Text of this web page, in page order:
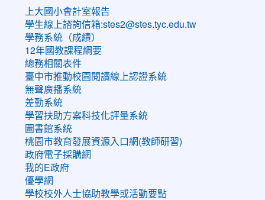
上大國小會計室報告
學生線上諮詢信箱:stes2@stes.tyc.edu.tw
學務系統（成績）
12年國教課程綱要
總務相關表件
臺中市推動校園閱讀線上認證系統
無聲廣播系統
差勤系統
學習扶助方案科技化評量系統
圖書館系統
桃園市教育發展資源入口網(教師研習)
政府電子採購網
我的E政府
優學網
學校校外人士協助教學或活動要點